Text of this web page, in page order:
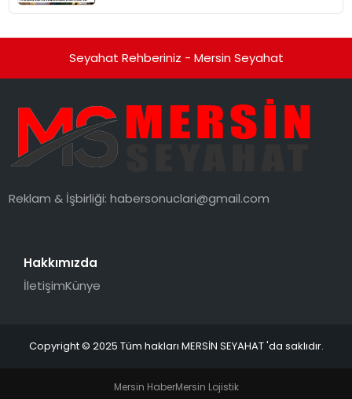
Seyahat Rehberiniz - Mersin Seyahat
Reklam & İşbirliği:habersonuclari@gmail.com
Hakkımızda
İletişimKünye
Copyright © 2025 Tüm hakları MERSİN SEYAHAT 'da saklıdır.
Mersin HaberMersin Lojistik